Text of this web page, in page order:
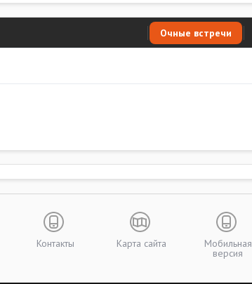
Очные встречи
Контакты Карта сайта Мобильная
версия